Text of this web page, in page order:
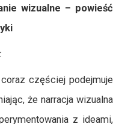
wizualne – powieść
częściej podejmuje
że narracja wizualna
z ideami,